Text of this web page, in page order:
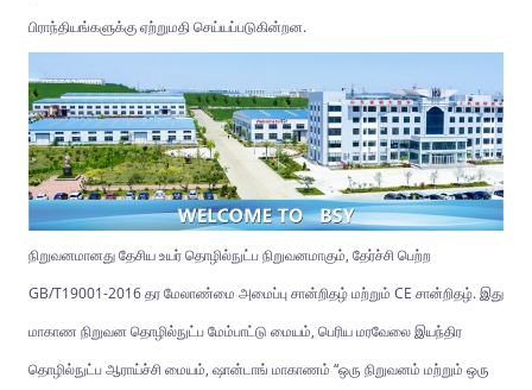
பிராந்தியங்களுக்கு ஏற்றுமதி செய்யப்படுகின்றன.
நிறுவனமானது தேசிய உயர் தொழில்நுட்ப நிறுவனமாகும், தேர்ச்சி பெற்ற
GB/T19001-2016 தர மேலாண்மை அமைப்பு சான்றிதழ் மற்றும் CE சான்றிதழ். இது
மாகாண நிறுவன தொழில்நுட்ப மேம்பாட்டு மையம், பெரிய மரவேலை இயந்திர
தொழில்நுட்ப ஆராய்ச்சி மையம், ஷான்டாங் மாகாணம் “ஒரு நிறுவனம் மற்றும் ஒரு